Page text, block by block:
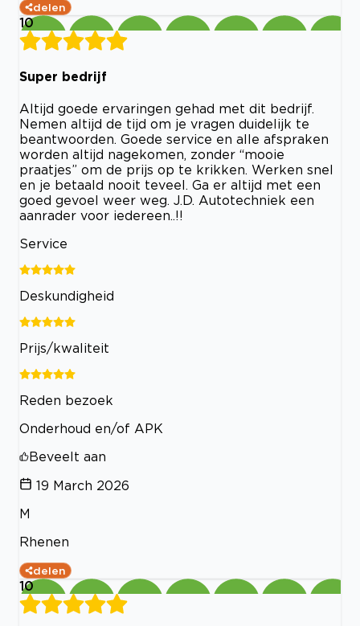
delen
10
Super bedrijf
Altijd goede ervaringen gehad met dit bedrijf.
Nemen altijd de tijd om je vragen duidelijk te
beantwoorden. Goede service en alle afspraken
worden altijd nagekomen, zonder “mooie
praatjes” om de prijs op te krikken. Werken snel
en je betaald nooit teveel. Ga er altijd met een
goed gevoel weer weg. J.D. Autotechniek een
aanrader voor iedereen..!!
Service
Deskundigheid
Prijs/kwaliteit
Reden bezoek
Onderhoud en/of APK
Beveelt aan
19 March 2026
M
Rhenen
delen
10